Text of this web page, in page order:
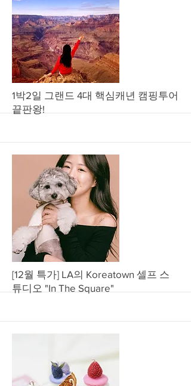
More
1박2일 그랜드 4대 핵심캐년 캠핑투어
끝판왕!
More
[12월 특가] LA의 Koreatown 셀프 스
튜디오 "In The Square"